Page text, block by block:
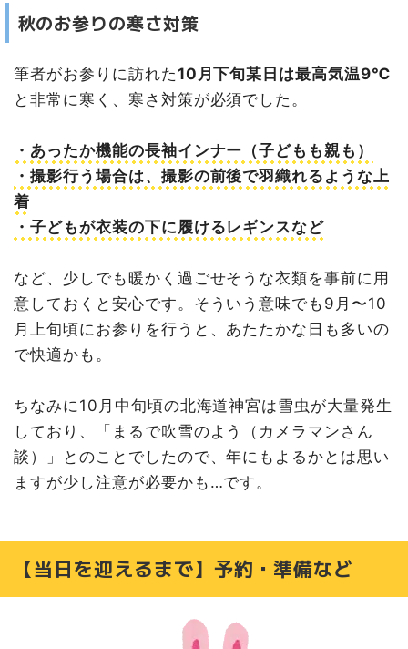
秋のお参りの寒さ対策
筆者がお参りに訪れた10月下旬某日は最高気温9℃
と非常に寒く、寒さ対策が必須でした。
・あったか機能の長袖インナー（子どもも親も）
・撮影行う場合は、撮影の前後で羽織れるような上
着
・子どもが衣装の下に履けるレギンスなど
など、少しでも暖かく過ごせそうな衣類を事前に用
意しておくと安心です。そういう意味でも9月〜10
月上旬頃にお参りを行うと、あたたかな日も多いの
で快適かも。
ちなみに10月中旬頃の北海道神宮は雪虫が大量発生
しており、「まるで吹雪のよう（カメラマンさん
談）」とのことでしたので、年にもよるかとは思い
ますが少し注意が必要かも…です。
【当日を迎えるまで】予約・準備など